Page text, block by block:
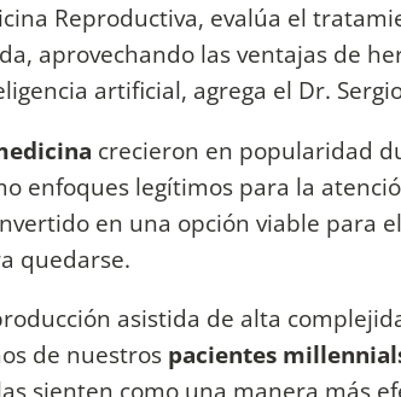
Reproductiva, evalúa el
aprovechando las ventajas de
artificial, agrega el Dr.
crecieron en popularidad
enfoques legítimos para la
en una opción viable para
quedarse.
asistida de alta
de nuestros pacientes
sienten como una manera más